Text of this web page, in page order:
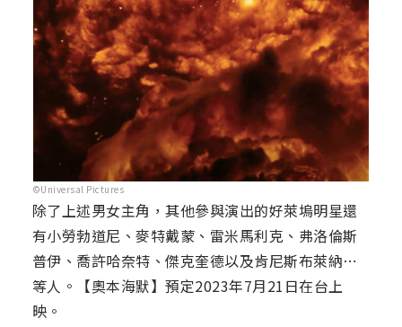
©Universal Pictures
除了上述男女主角，其他參與演出的好萊塢明星還
有小勞勃道尼、麥特戴蒙、雷米馬利克、弗洛倫斯
普伊、喬許哈奈特、傑克奎德以及肯尼斯布萊納⋯
等人。【奧本海默】預定2023年7月21日在台上
映。